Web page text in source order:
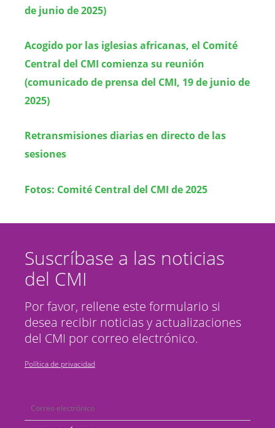
de junio de 2025)
Acogido por las iglesias africanas, el Comité
Central del CMI comienza su reunión
(comunicado de prensa del CMI, 19 de junio de
2025)
Retransmisiones diarias en directo de las
sesiones
Fotos: Comité Central del CMI de 2025
Suscríbase a las noticias
del CMI
Por favor, rellene este formulario si
desea recibir noticias y actualizaciones
del CMI por correo electrónico.
Política de privacidad